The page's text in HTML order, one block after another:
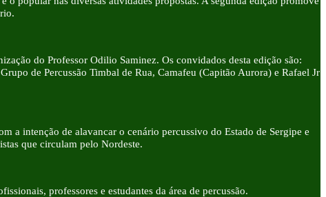
do Professor Odilio Saminez. Os convidados desta edição são:
de Percussão Timbal de Rua, Camafeu (Capitão Aurora) e Rafael Jr
a intenção de alavancar o cenário percussivo do Estado de Sergipe e
que circulam pelo Nordeste.
professores e estudantes da área de percussão.